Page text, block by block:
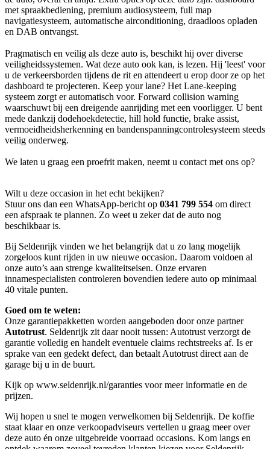
met spraakbediening, premium audiosysteem, full map
navigatiesysteem, automatische airconditioning, draadloos opladen
en DAB ontvangst.
Pragmatisch en veilig als deze auto is, beschikt hij over diverse
veiligheidssystemen. Wat deze auto ook kan, is lezen. Hij 'leest' voor
u de verkeersborden tijdens de rit en attendeert u erop door ze op het
dashboard te projecteren. Keep your lane? Het Lane-keeping
systeem zorgt er automatisch voor. Forward collision warning
waarschuwt bij een dreigende aanrijding met een voorligger. U bent
mede dankzij dodehoekdetectie, hill hold functie, brake assist,
vermoeidheidsherkenning en bandenspanningcontrolesysteem steeds
veilig onderweg.
We laten u graag een proefrit maken, neemt u contact met ons op?
Wilt u deze occasion in het echt bekijken?
Stuur ons dan een WhatsApp-bericht op 0341 799 554 om direct
een afspraak te plannen. Zo weet u zeker dat de auto nog
beschikbaar is.
Bij Seldenrijk vinden we het belangrijk dat u zo lang mogelijk
zorgeloos kunt rijden in uw nieuwe occasion. Daarom voldoen al
onze auto’s aan strenge kwaliteitseisen. Onze ervaren
innamespecialisten controleren bovendien iedere auto op minimaal
40 vitale punten.
Goed om te weten:
Onze garantie­pakketten worden aangeboden door onze partner
Autotrust. Seldenrijk zit daar nooit tussen: Autotrust verzorgt de
garantie volledig en handelt eventuele claims rechtstreeks af. Is er
sprake van een gedekt defect, dan betaalt Autotrust direct aan de
garage bij u in de buurt.
Kijk op www.seldenrijk.nl/garanties voor meer informatie en de
prijzen.
Wij hopen u snel te mogen verwelkomen bij Seldenrijk. De koffie
staat klaar en onze verkoopadviseurs vertellen u graag meer over
deze auto én onze uitgebreide voorraad occasions. Kom langs en